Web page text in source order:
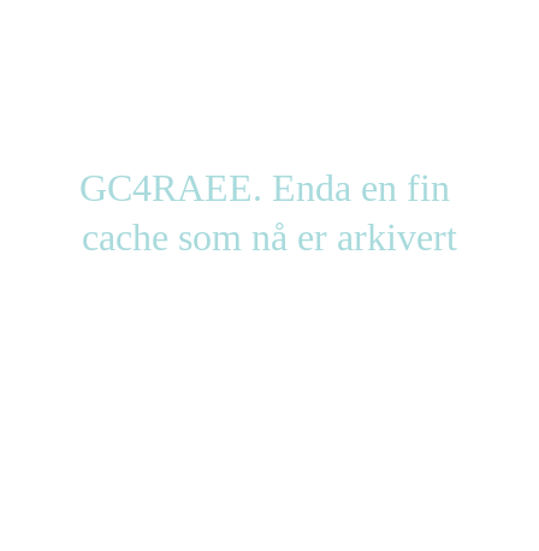
GC4RAEE. Enda en fin
cache som nå er arkivert